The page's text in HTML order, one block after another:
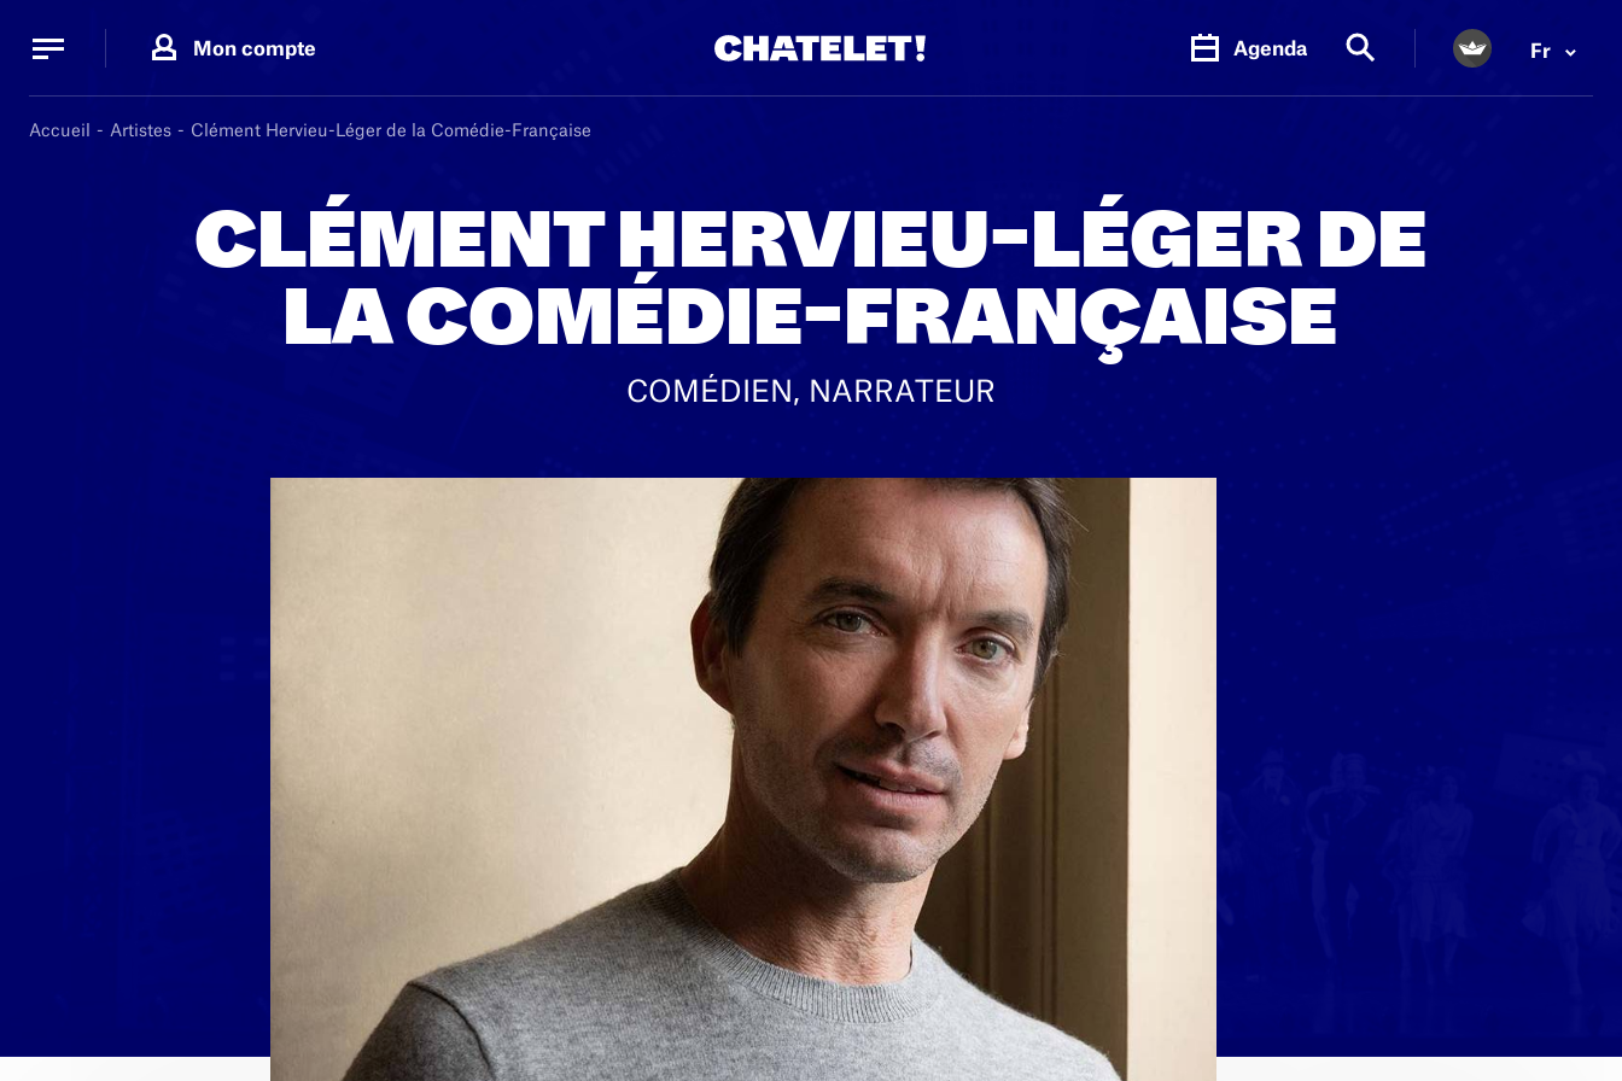
Mon compte Agenda Fr
Accueil Artistes Clément Hervieu-Léger de la Comédie-Française
CLÉMENT HERVIEU-LÉGER DE
LA COMÉDIE-FRANÇAISE
COMÉDIEN, NARRATEUR